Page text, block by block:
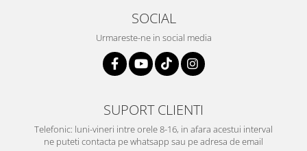
SOCIAL
Urmareste-ne in social media
SUPORT CLIENTI
Telefonic: luni-vineri intre orele 8-16, in afara acestui interval
ne puteti contacta pe whatsapp sau pe adresa de email